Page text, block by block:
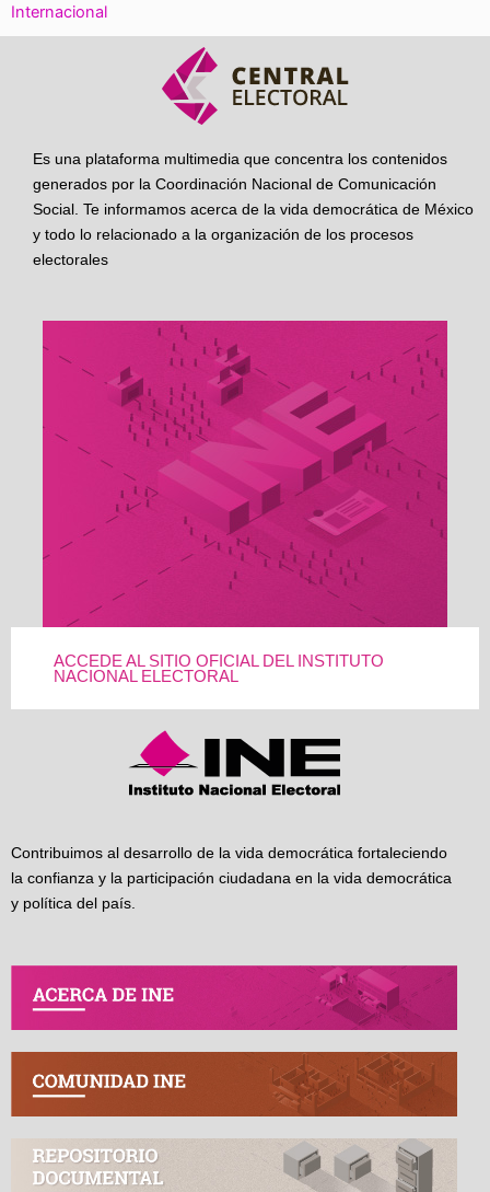
Internacional
Es una plataforma multimedia que concentra los contenidos
generados por la Coordinación Nacional de Comunicación
Social. Te informamos acerca de la vida democrática de México
y todo lo relacionado a la organización de los procesos
electorales
ACCEDE AL SITIO OFICIAL DEL INSTITUTO
NACIONAL ELECTORAL
Contribuimos al desarrollo de la vida democrática fortaleciendo
la confianza y la participación ciudadana en la vida democrática
y política del país.